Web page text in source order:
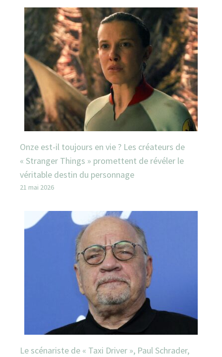
Onze est-il toujours en vie ? Les créateurs de
« Stranger Things » promettent de révéler le
véritable destin du personnage
21 mai 2026
Le scénariste de « Taxi Driver », Paul Schrader,